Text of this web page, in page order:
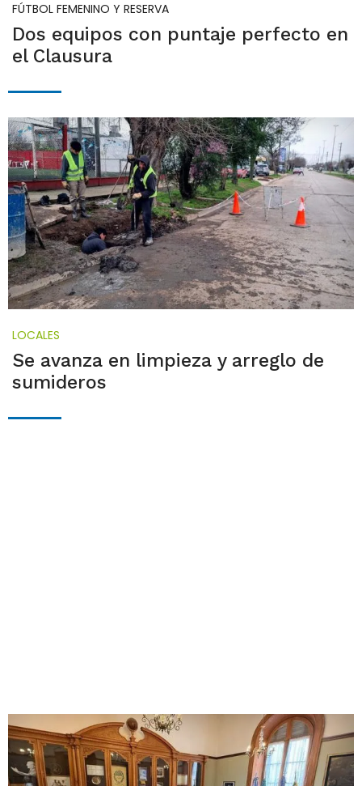
FÚTBOL FEMENINO Y RESERVA
Dos equipos con puntaje perfecto en
el Clausura
LOCALES
Se avanza en limpieza y arreglo de
sumideros